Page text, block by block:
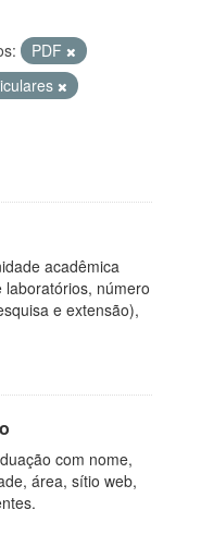
PDF
acadêmica
laboratórios, número
e extensão),
com nome,
área, sítio web,